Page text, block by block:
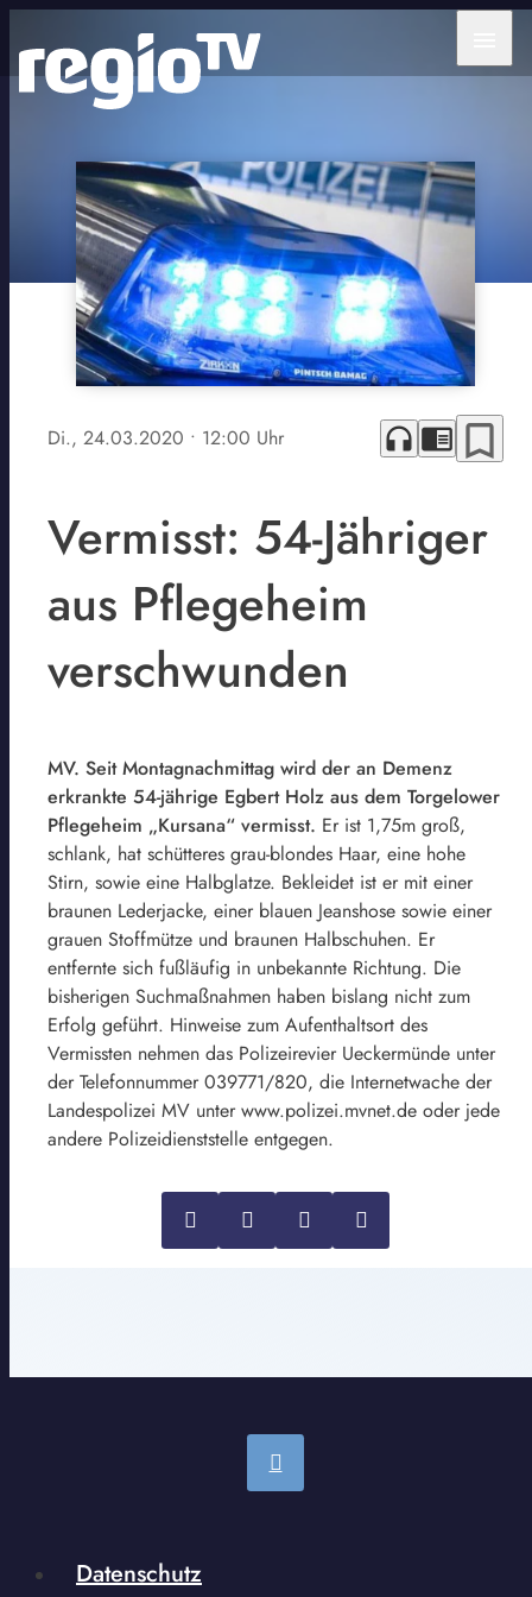
Di., 24.03.2020 • 12:00 Uhr headphones chrome_reader_mode bookmark_border
Vermisst: 54-Jähriger
aus Pflegeheim
verschwunden
MV. Seit Montagnachmittag wird der an Demenz
erkrankte 54-jährige Egbert Holz aus dem Torgelower
Pflegeheim „Kursana“ vermisst. Er ist 1,75m groß,
schlank, hat schütteres grau-blondes Haar, eine hohe
Stirn, sowie eine Halbglatze. Bekleidet ist er mit einer
braunen Lederjacke, einer blauen Jeanshose sowie einer
grauen Stoffmütze und braunen Halbschuhen. Er
entfernte sich fußläufig in unbekannte Richtung. Die
bisherigen Suchmaßnahmen haben bislang nicht zum
Erfolg geführt. Hinweise zum Aufenthaltsort des
Vermissten nehmen das Polizeirevier Ueckermünde unter
der Telefonnummer 039771/820, die Internetwache der
Landespolizei MV unter www.polizei.mvnet.de oder jede
andere Polizeidienststelle entgegen.
Datenschutz